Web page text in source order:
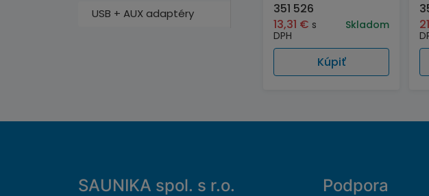
USB + AUX adaptéry
351 526
13,31 € s
DPH
Skladom
Kúpiť
SAUNIKA spol. s r.o. Podpora